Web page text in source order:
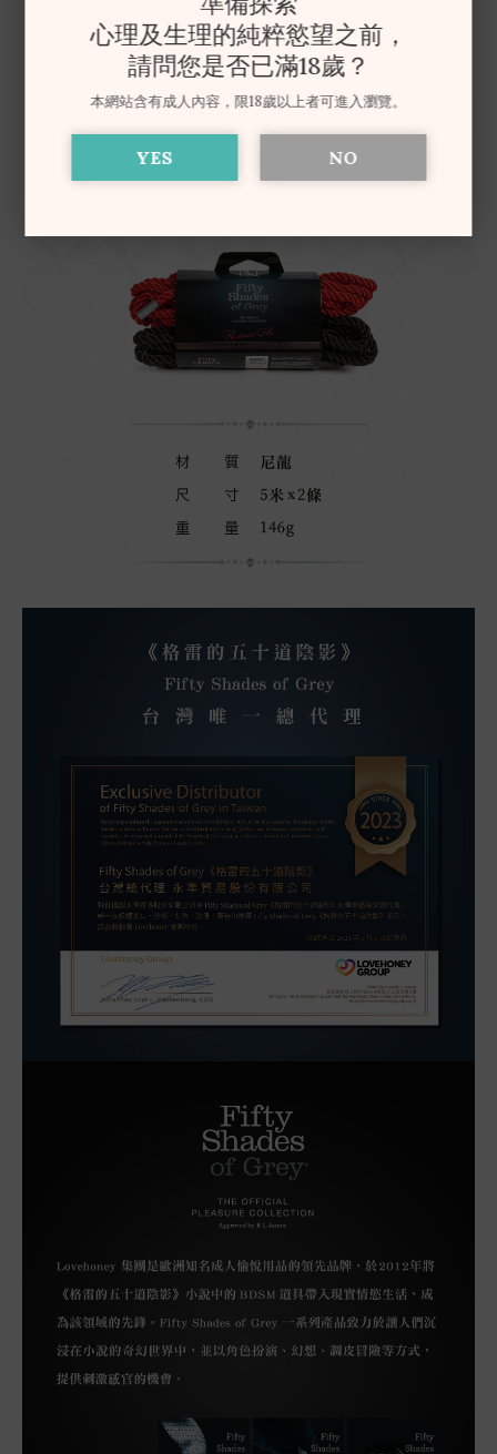
心理及生理的純粹慾望之前，
請問您是否已滿18歲？
本網站含有成人內容，限18歲以上者可進入瀏覽。
YES NO